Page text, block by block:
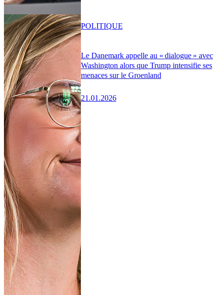
Le Danemark appelle au « dialogue » avec
Washington alors que Trump intensifie ses
menaces sur le Groenland
21.01.2026
POLITIQUE